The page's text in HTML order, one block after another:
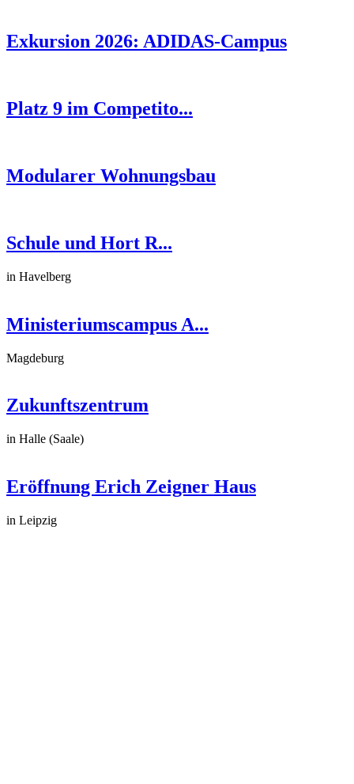
Exkursion 2026: ADIDAS-Campus
Platz 9 im Competito...
Modularer Wohnungsbau
Schule und Hort R...
in Havelberg
Ministeriumscampus A...
Magdeburg
Zukunftszentrum
in Halle (Saale)
Eröffnung Erich Zeigner Haus
in Leipzig